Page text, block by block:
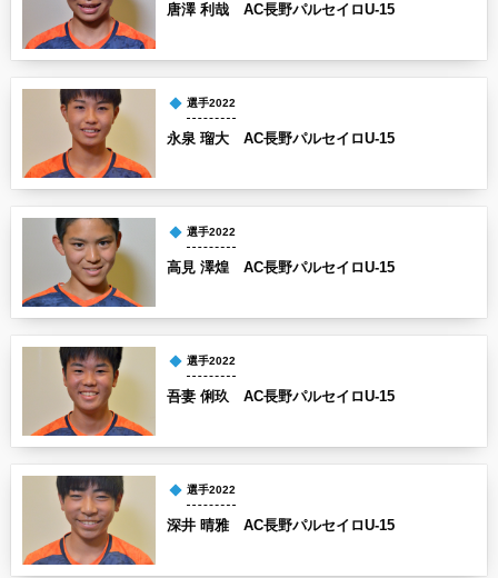
唐澤 利哉 AC長野パルセイロU-15
選手2022
永泉 瑠大 AC長野パルセイロU-15
選手2022
高見 澤煌 AC長野パルセイロU-15
選手2022
吾妻 俐玖 AC長野パルセイロU-15
選手2022
深井 晴雅 AC長野パルセイロU-15